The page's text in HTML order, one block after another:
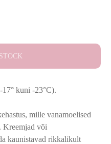
kuni -23°C).
mille vanamoelised
Kreemjad või
kaunistavad rikkalikult